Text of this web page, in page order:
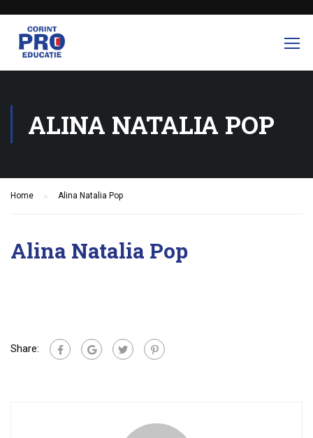
ALINA NATALIA POP
Home Alina Natalia Pop
Alina Natalia Pop
Share: